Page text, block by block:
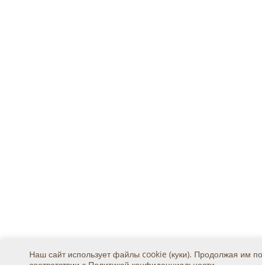
Наш сайт использует файлы cookie (куки). Продолжая им